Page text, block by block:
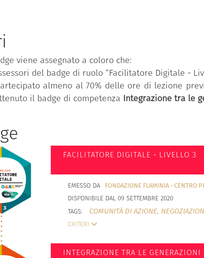
viene assegnato a coloro che:
del badge di ruolo “Facilitatore Digitale -
almeno al 70% delle ore di lezione
il badge di competenza Integrazione tra le
FACILITATORE DIGITALE - LIVELLO 3
EMESSO DA
FONDAZIONE FLAMINIA - CENTRO
DISPONIBILE DAL 09 SETTEMBRE 2020
TAGS:
COMUNITÀ DI AZIONE,
CRITERI
INTEGRAZIONE TRA LE GENERAZIONI